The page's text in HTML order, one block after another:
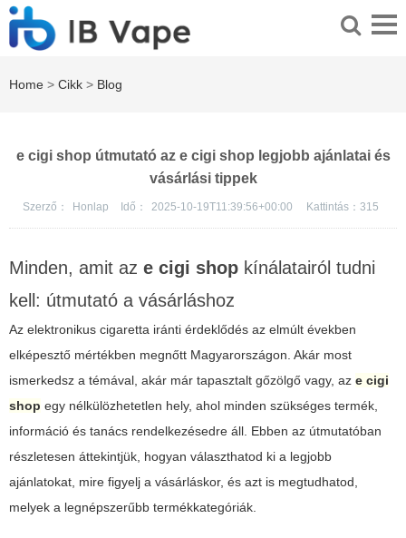
Home > Cikk > Blog
e cigi shop útmutató az e cigi shop legjobb ajánlatai és
vásárlási tippek
Szerző： Honlap Idő： 2025-10-19T11:39:56+00:00 Kattintás： 315
Minden, amit az e cigi shop kínálatairól tudni
kell: útmutató a vásárláshoz
Az elektronikus cigaretta iránti érdeklődés az elmúlt években
elképesztő mértékben megnőtt Magyarországon. Akár most
ismerkedsz a témával, akár már tapasztalt gőzölgő vagy, az e cigi
shop egy nélkülözhetetlen hely, ahol minden szükséges termék,
információ és tanács rendelkezésedre áll. Ebben az útmutatóban
részletesen áttekintjük, hogyan választhatod ki a legjobb
ajánlatokat, mire figyelj a vásárláskor, és azt is megtudhatod,
melyek a legnépszerűbb termékkategóriák.